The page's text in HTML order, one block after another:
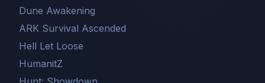
Dune Awakening
ARK Survival Ascended
Hell Let Loose
HumanitZ